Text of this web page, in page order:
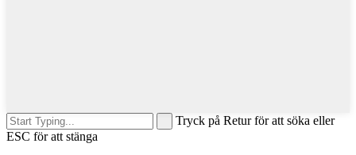
Tryck på Retur för att söka eller
ESC för att stänga